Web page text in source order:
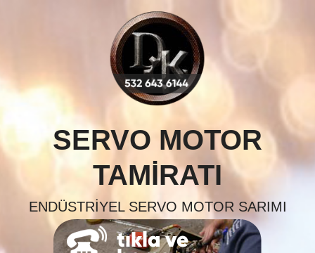
SERVO MOTOR
TAMIRATI
ENDÜSTRIYEL SERVO MOTOR SARIMI